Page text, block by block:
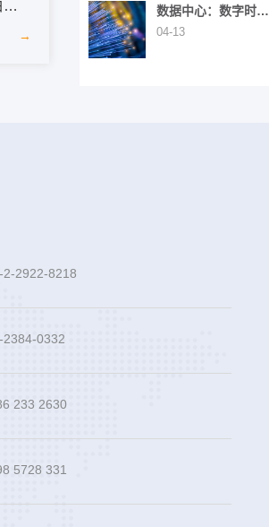
266米！厦门“中交白鹭西塔”！打造集美新城商务中心新地标！
→
数据中心：数字时代
的“隐形引擎”
04-13
2-2922-8218
2384-0332
233 2630
5728 331